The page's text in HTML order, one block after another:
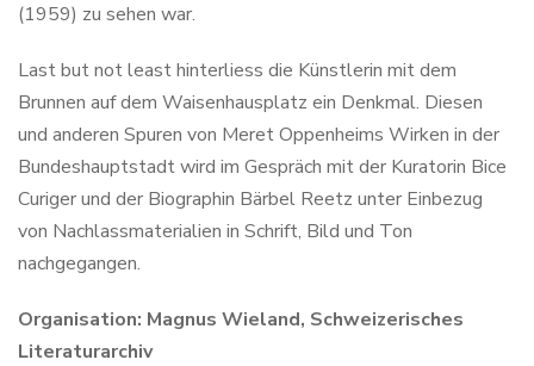
(1959) zu sehen war.
Last but not least hinterliess die Künstlerin mit dem
Brunnen auf dem Waisenhausplatz ein Denkmal. Diesen
und anderen Spuren von Meret Oppenheims Wirken in der
Bundeshauptstadt wird im Gespräch mit der Kuratorin Bice
Curiger und der Biographin Bärbel Reetz unter Einbezug
von Nachlassmaterialien in Schrift, Bild und Ton
nachgegangen.
Organisation: Magnus Wieland, Schweizerisches
Literaturarchiv